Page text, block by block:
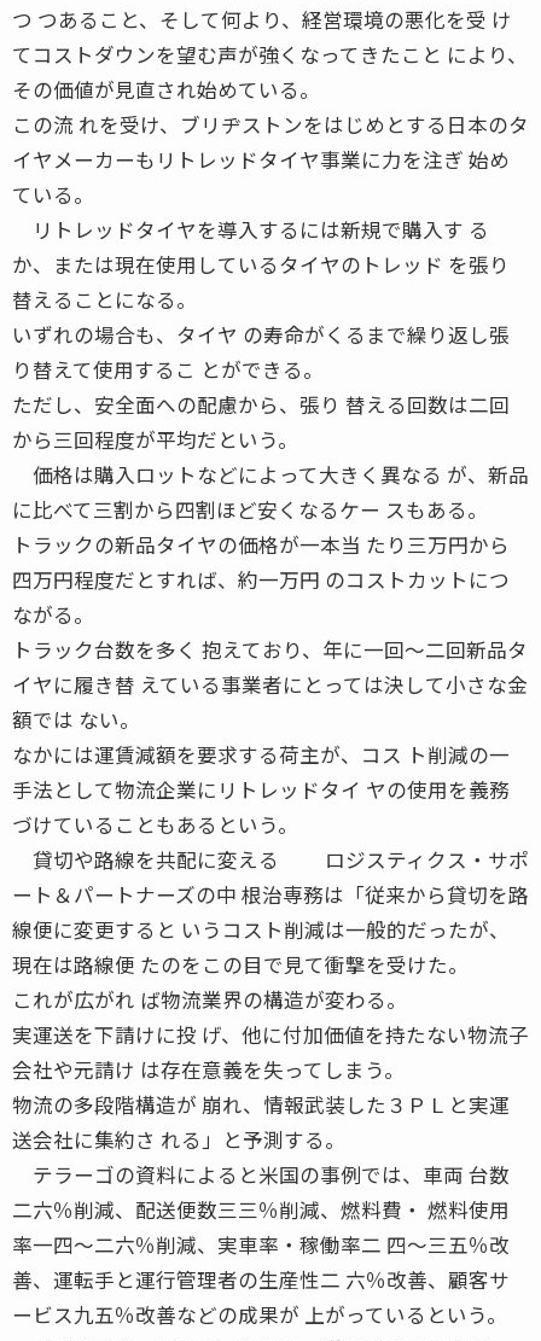
つ つあること、そして何より、経営環境の悪化を受 け
てコストダウンを望む声が強くなってきたこと により、
その価値が見直され始めている。
この流 れを受け、ブリヂストンをはじめとする日本のタ
イヤメーカーもリトレッドタイヤ事業に力を注ぎ 始め
ている。
リトレッドタイヤを導入するには新規で購入す る
か、または現在使用しているタイヤのトレッド を張り
替えることになる。
いずれの場合も、タイヤ の寿命がくるまで繰り返し張
り替えて使用するこ とができる。
ただし、安全面への配慮から、張り 替える回数は二回
から三回程度が平均だという。
価格は購入ロットなどによって大きく異なる が、新品
に比べて三割から四割ほど安くなるケー スもある。
トラックの新品タイヤの価格が一本当 たり三万円から
四万円程度だとすれば、約一万円 のコストカットにつ
ながる。
トラック台数を多く 抱えており、年に一回〜二回新品タ
イヤに履き替 えている事業者にとっては決して小さな金
額では ない。
なかには運賃減額を要求する荷主が、コス ト削減の一
手法として物流企業にリトレッドタイ ヤの使用を義務
づけていることもあるという。
貸切や路線を共配に変える ロジスティクス・サポ
ート＆パートナーズの中 根治専務は「従来から貸切を路
線便に変更すると いうコスト削減は一般的だったが、
現在は路線便 たのをこの目で見て衝撃を受けた。
これが広がれ ば物流業界の構造が変わる。
実運送を下請けに投 げ、他に付加価値を持たない物流子
会社や元請け は存在意義を失ってしまう。
物流の多段階構造が 崩れ、情報武装した３ＰＬと実運
送会社に集約さ れる」と予測する。
テラーゴの資料によると米国の事例では、車両 台数
二六％削減、配送便数三三％削減、燃料費・ 燃料使用
率一四〜二六％削減、実車率・稼働率二 四〜三五％改
善、運転手と運行管理者の生産性二 六％改善、顧客サ
ービス九五％改善などの成果が 上がっているという。